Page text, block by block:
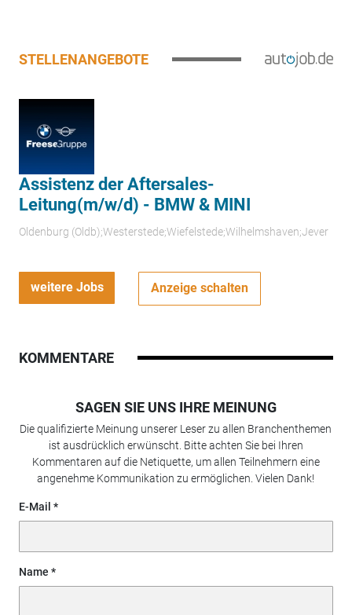
STELLENANGEBOTE
Assistenz der Aftersales-
Leitung(m/w/d) - BMW & MINI
Oldenburg (Oldb);Westerstede;Wiefelstede;Wilhelmshaven;Jever
weitere Jobs Anzeige schalten
KOMMENTARE
SAGEN SIE UNS IHRE MEINUNG
Die qualifizierte Meinung unserer Leser zu allen Branchenthemen
ist ausdrücklich erwünscht. Bitte achten Sie bei Ihren
Kommentaren auf die Netiquette, um allen Teilnehmern eine
angenehme Kommunikation zu ermöglichen. Vielen Dank!
E-Mail
Name